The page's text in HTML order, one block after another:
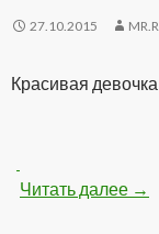
27.10.2015
Красивая
Читать далее →